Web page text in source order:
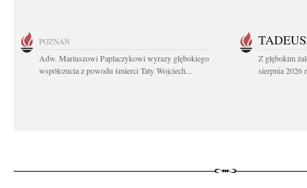
POZNAŃ
Adw. Mariuszowi Paplaczykowi wyrazy głębokiego
współczucia z powodu śmierci Taty Wojciech...
Z głębokim
sierpnia 2026